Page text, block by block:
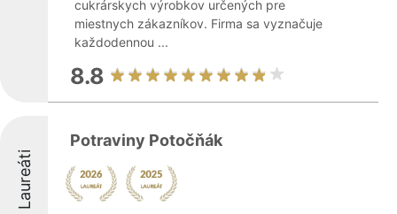
cukrárskych výrobkov určených pre
miestnych zákazníkov. Firma sa vyznačuje
každodennou ...
8.8
Laureáti
Potraviny Potočňák